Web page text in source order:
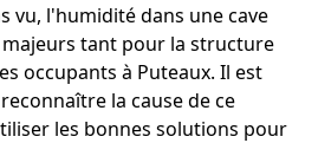
vu, l'humidité dans une cave
tant pour la structure
occupants à Puteaux. Il est
la cause de ce
les bonnes solutions pour